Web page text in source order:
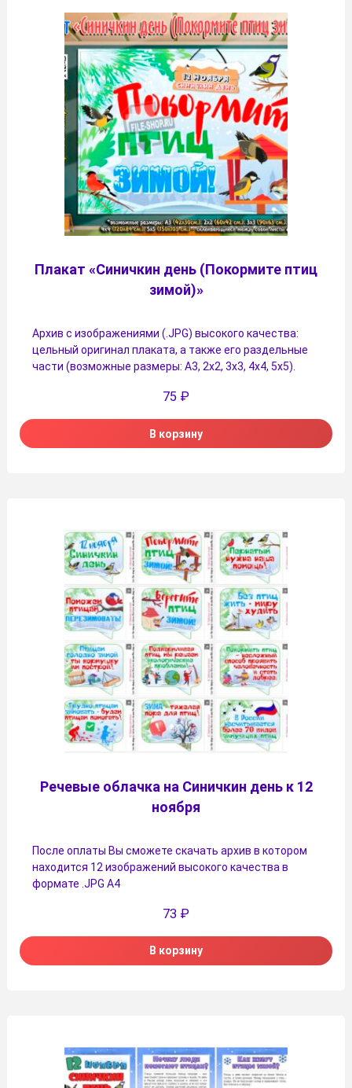
Плакат «Синичкин день (Покормите птиц
зимой)»
Архив с изображениями (.JPG) высокого качества:
цельный оригинал плаката, а также его раздельные
части (возможные размеры: А3, 2х2, 3х3, 4х4, 5х5).
75 ₽
В корзину
Речевые облачка на Синичкин день к 12
ноября
После оплаты Вы сможете скачать архив в котором
находится 12 изображений высокого качества в
формате .JPG А4
73 ₽
В корзину